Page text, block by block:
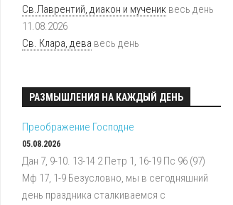
Св.Лаврентий, диакон и мученик весь день
11.08.2026
Св. Клара, дева весь день
РАЗМЫШЛЕНИЯ НА КАЖДЫЙ ДЕНЬ
Преображение Господне
05.08.2026
Дан 7, 9-10. 13-14 2 Петр 1, 16-19 Пс 96 (97)
Мф 17, 1-9 Безусловно, мы в сегодняшний
день праздника сталкиваемся с